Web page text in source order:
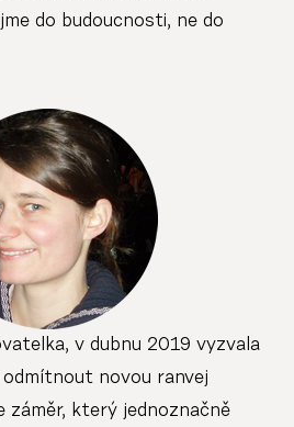
do budoucnosti, ne do
v dubnu 2019 vyzvala
odmítnout novou ranvej
záměr, který jednoznačně